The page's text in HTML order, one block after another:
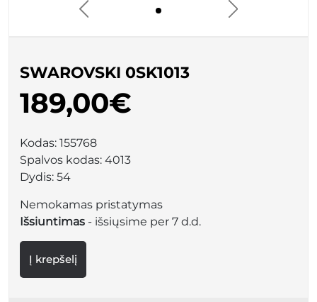
SWAROVSKI 0SK1013
189,00€
Kodas: 155768
Spalvos kodas: 4013
Dydis: 54
Nemokamas pristatymas
Išsiuntimas - išsiųsime per 7 d.d.
Į krepšelį